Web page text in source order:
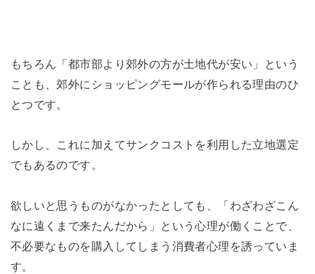
もちろん「都市部より郊外の方が土地代が安い」という
ことも、郊外にショッピングモールが作られる理由のひ
とつです。
しかし、これに加えてサンクコストを利用した立地選定
でもあるのです。
欲しいと思うものがなかったとしても、「わざわざこん
なに遠くまで来たんだから」という心理が働くことで、
不必要なものを購入してしまう消費者心理を誘っていま
す。